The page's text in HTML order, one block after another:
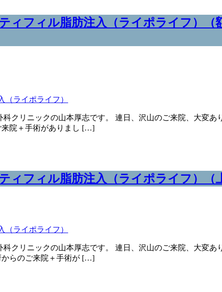
ィフィル脂肪注入（ライポライフ）
（ライポライフ）
クリニックの山本厚志です。 連日、沢山のご来院、大変
来院＋手術がありまし […]
ィフィル脂肪注入（ライポライフ）
（ライポライフ）
クリニックの山本厚志です。 連日、沢山のご来院、大変
からのご来院＋手術が […]